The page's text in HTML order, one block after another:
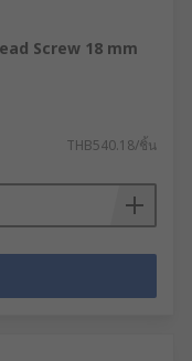
Screw 18 mm
THB540.18/ชิ้น